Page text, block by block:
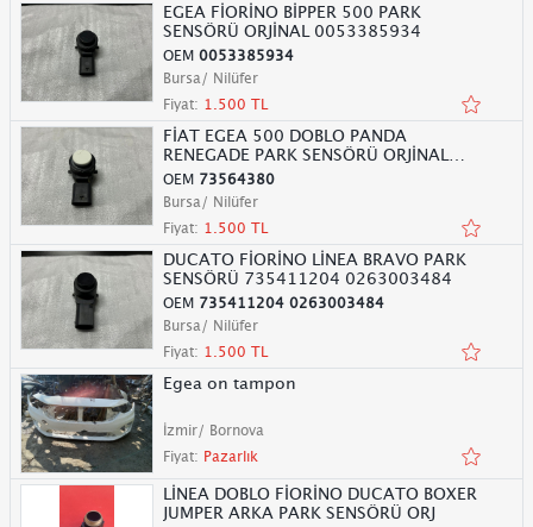
EGEA FİORİNO BİPPER 500 PARK
SENSÖRÜ ORJİNAL 0053385934
OEM 0053385934
Bursa/ Nilüfer
Fiyat: 1.500 TL
FİAT EGEA 500 DOBLO PANDA
RENEGADE PARK SENSÖRÜ ORJİNAL
73564380
OEM 73564380
Bursa/ Nilüfer
Fiyat: 1.500 TL
DUCATO FİORİNO LİNEA BRAVO PARK
SENSÖRÜ 735411204 0263003484
OEM 735411204 0263003484
Bursa/ Nilüfer
Fiyat: 1.500 TL
Egea on tampon
İzmir/ Bornova
Fiyat: Pazarlık
LİNEA DOBLO FİORİNO DUCATO BOXER
JUMPER ARKA PARK SENSÖRÜ ORJ